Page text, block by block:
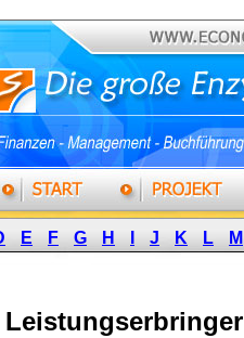
E F G H J K L M